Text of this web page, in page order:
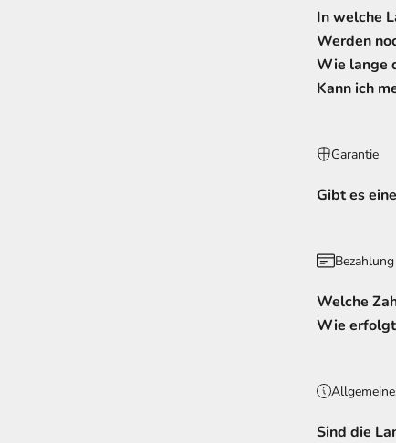
In welche
Werden
Wie lange
Kann ich
Garantie
Gibt es
Bezahlung
Welche
Wie
Sind die